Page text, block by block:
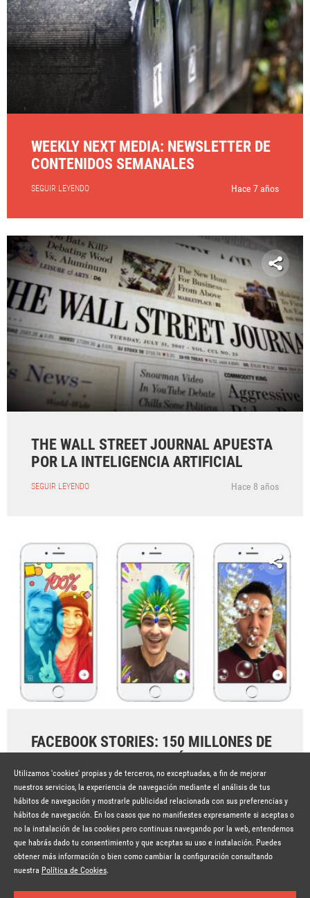
WEEKLY NEXT MEDIA: NEWSLETTER DE
CONTENIDOS SEMANALES
SEGUIR LEYENDO Hace 7 años
THE WALL STREET JOURNAL APUESTA
POR LA INTELIGENCIA ARTIFICIAL
SEGUIR LEYENDO Hace 8 años
FACEBOOK STORIES: 150 MILLONES DE
SEGUIR LEYENDO Hace 8 años
Suscríbete a la newsletter
© Copyright Lavinia 2026 – www.lavinia.tc
Nota Legal
Contacto
Utilizamos 'cookies' propias y de terceros, no exceptuadas, a fin de mejorar
nuestros servicios, la experiencia de navegación mediante el análisis de tus
hábitos de navegación y mostrarle publicidad relacionada con sus preferencias y
hábitos de navegación. En los casos que no manifiestes expresamente si aceptas o
no la instalación de las cookies pero continuas navegando por la web, entendemos
que habrás dado tu consentimiento y que aceptas su uso e instalación. Puedes
obtener más información o bien como cambiar la configuración consultando
nuestra Política de Cookies.